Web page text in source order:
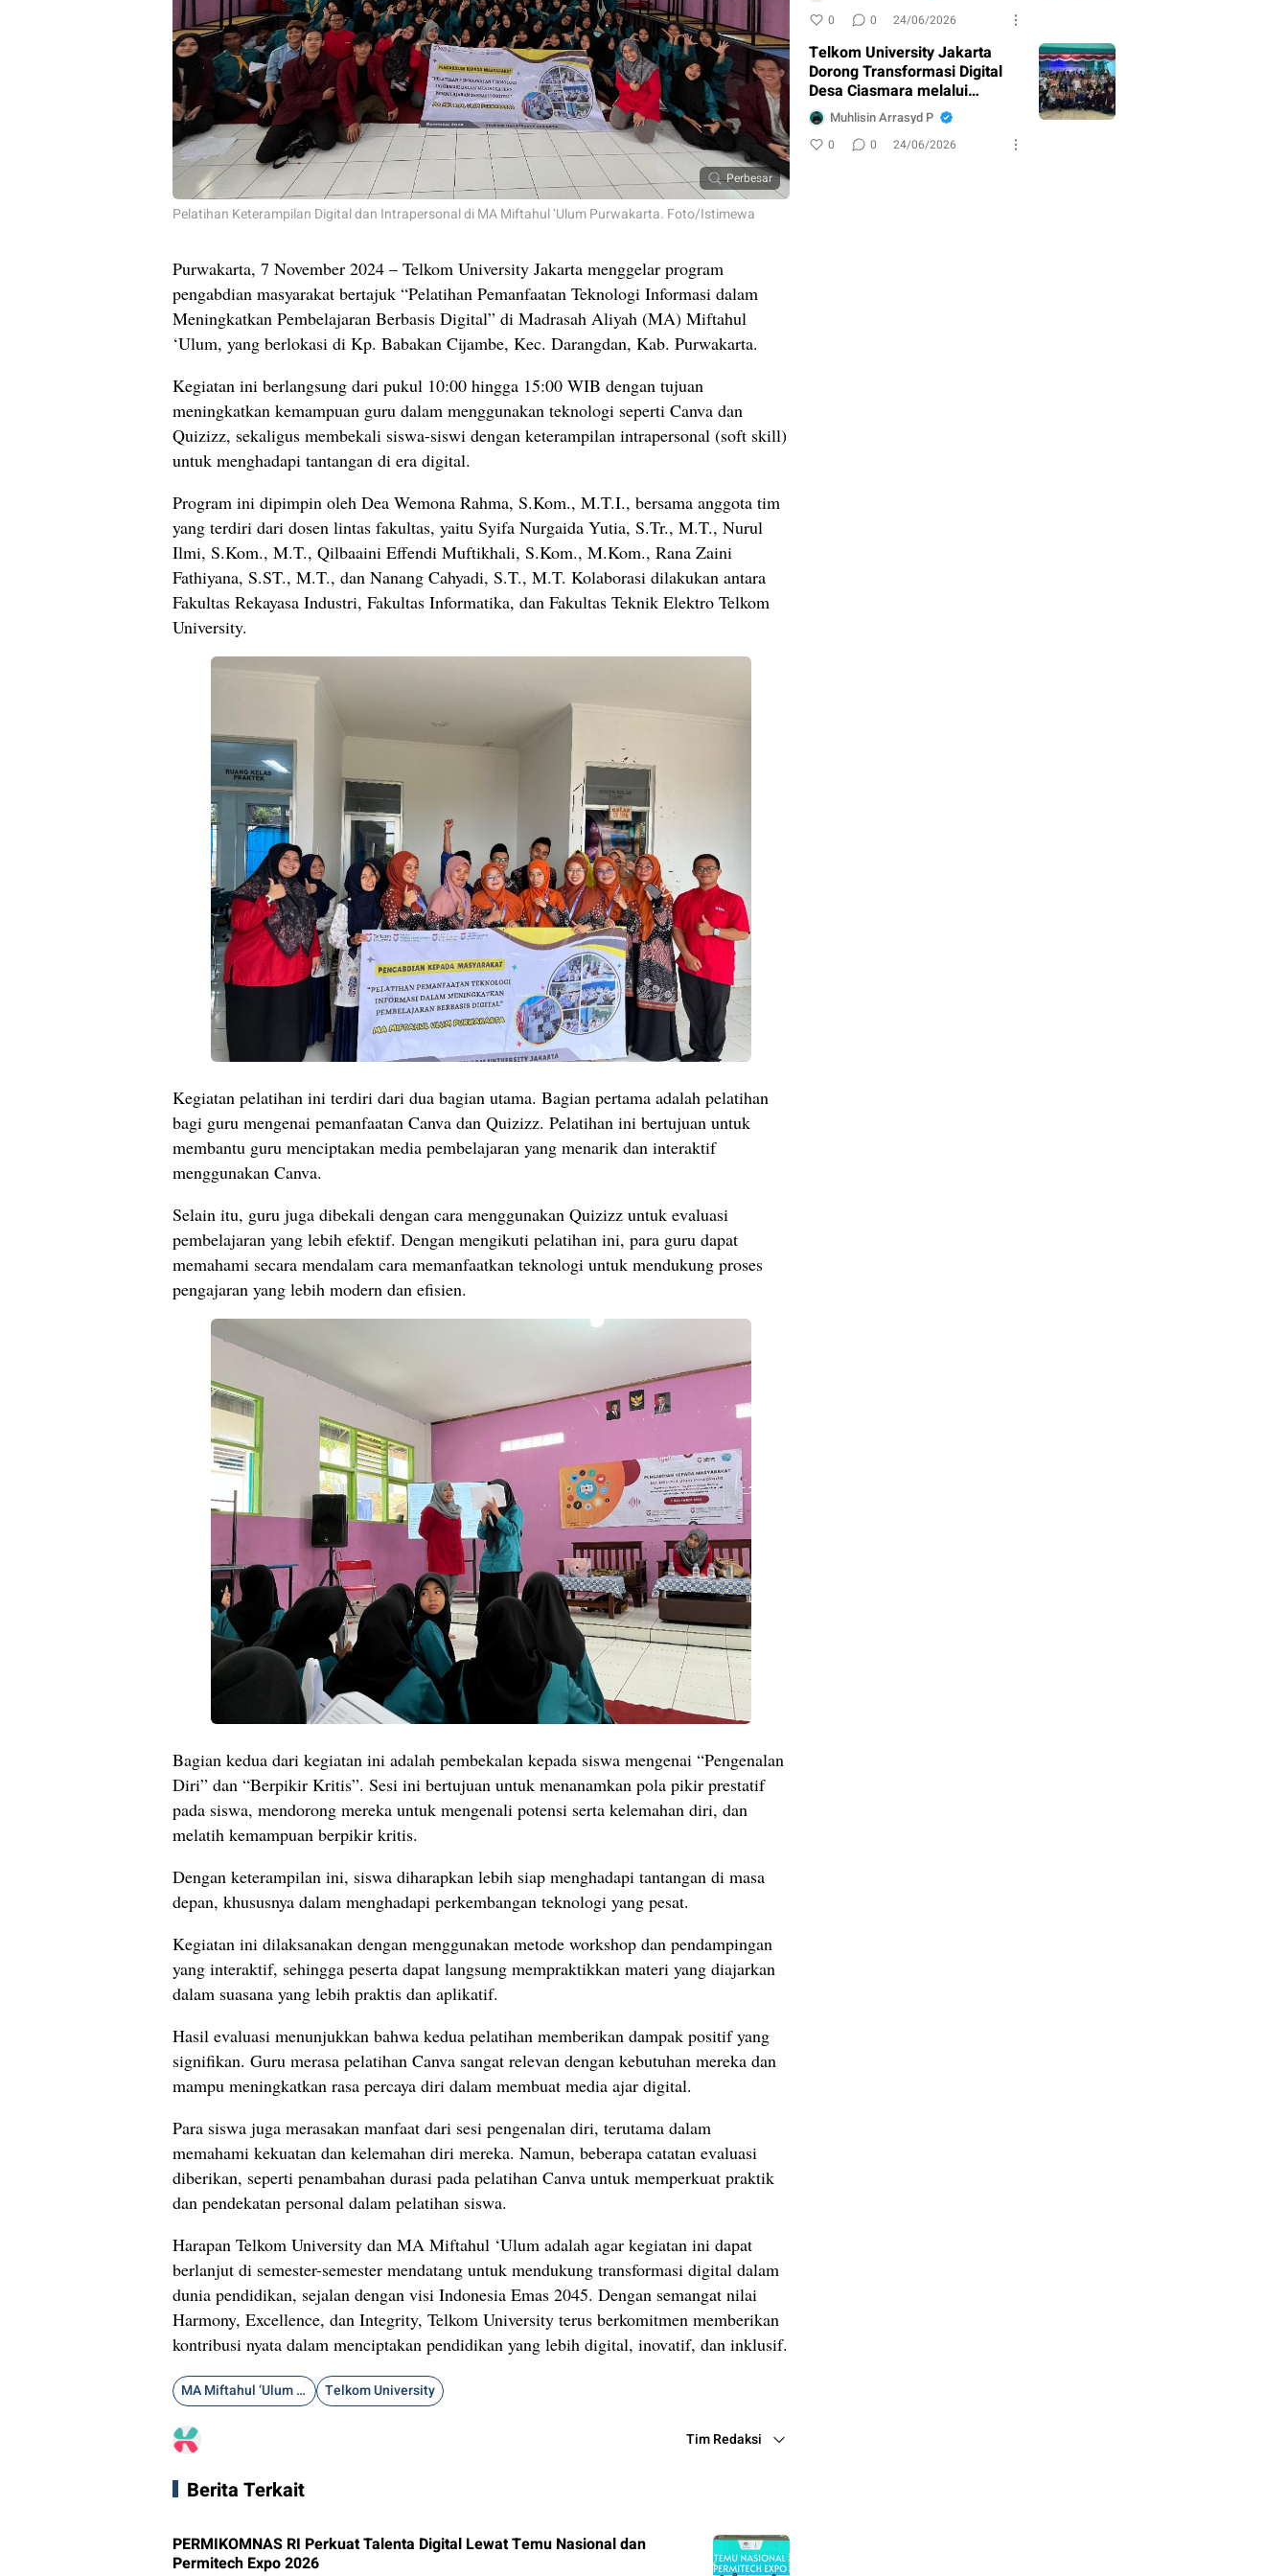
Perbesar
Pelatihan Keterampilan Digital dan Intrapersonal di MA Miftahul ‘Ulum Purwakarta. Foto/Istimewa
Purwakarta, 7 November 2024 – Telkom University Jakarta menggelar program
pengabdian masyarakat bertajuk “Pelatihan Pemanfaatan Teknologi Informasi dalam
Meningkatkan Pembelajaran Berbasis Digital” di Madrasah Aliyah (MA) Miftahul
‘Ulum, yang berlokasi di Kp. Babakan Cijambe, Kec. Darangdan, Kab. Purwakarta.
Kegiatan ini berlangsung dari pukul 10:00 hingga 15:00 WIB dengan tujuan
meningkatkan kemampuan guru dalam menggunakan teknologi seperti Canva dan
Quizizz, sekaligus membekali siswa-siswi dengan keterampilan intrapersonal (soft skill)
untuk menghadapi tantangan di era digital.
Program ini dipimpin oleh Dea Wemona Rahma, S.Kom., M.T.I., bersama anggota tim
yang terdiri dari dosen lintas fakultas, yaitu Syifa Nurgaida Yutia, S.Tr., M.T., Nurul
Ilmi, S.Kom., M.T., Qilbaaini Effendi Muftikhali, S.Kom., M.Kom., Rana Zaini
Fathiyana, S.ST., M.T., dan Nanang Cahyadi, S.T., M.T. Kolaborasi dilakukan antara
Fakultas Rekayasa Industri, Fakultas Informatika, dan Fakultas Teknik Elektro Telkom
University.
Kegiatan pelatihan ini terdiri dari dua bagian utama. Bagian pertama adalah pelatihan
bagi guru mengenai pemanfaatan Canva dan Quizizz. Pelatihan ini bertujuan untuk
membantu guru menciptakan media pembelajaran yang menarik dan interaktif
menggunakan Canva.
Selain itu, guru juga dibekali dengan cara menggunakan Quizizz untuk evaluasi
pembelajaran yang lebih efektif. Dengan mengikuti pelatihan ini, para guru dapat
memahami secara mendalam cara memanfaatkan teknologi untuk mendukung proses
pengajaran yang lebih modern dan efisien.
Bagian kedua dari kegiatan ini adalah pembekalan kepada siswa mengenai “Pengenalan
Diri” dan “Berpikir Kritis”. Sesi ini bertujuan untuk menanamkan pola pikir prestatif
pada siswa, mendorong mereka untuk mengenali potensi serta kelemahan diri, dan
melatih kemampuan berpikir kritis.
Dengan keterampilan ini, siswa diharapkan lebih siap menghadapi tantangan di masa
depan, khususnya dalam menghadapi perkembangan teknologi yang pesat.
Kegiatan ini dilaksanakan dengan menggunakan metode workshop dan pendampingan
yang interaktif, sehingga peserta dapat langsung mempraktikkan materi yang diajarkan
dalam suasana yang lebih praktis dan aplikatif.
Hasil evaluasi menunjukkan bahwa kedua pelatihan memberikan dampak positif yang
signifikan. Guru merasa pelatihan Canva sangat relevan dengan kebutuhan mereka dan
mampu meningkatkan rasa percaya diri dalam membuat media ajar digital.
Para siswa juga merasakan manfaat dari sesi pengenalan diri, terutama dalam
memahami kekuatan dan kelemahan diri mereka. Namun, beberapa catatan evaluasi
diberikan, seperti penambahan durasi pada pelatihan Canva untuk memperkuat praktik
dan pendekatan personal dalam pelatihan siswa.
Harapan Telkom University dan MA Miftahul ‘Ulum adalah agar kegiatan ini dapat
berlanjut di semester-semester mendatang untuk mendukung transformasi digital dalam
dunia pendidikan, sejalan dengan visi Indonesia Emas 2045. Dengan semangat nilai
Harmony, Excellence, dan Integrity, Telkom University terus berkomitmen memberikan
kontribusi nyata dalam menciptakan pendidikan yang lebih digital, inovatif, dan inklusif.
MA Miftahul ‘Ulum Purwakarta Telkom University
Tim Redaksi
Berita Terkait
PERMIKOMNAS RI Perkuat Talenta Digital Lewat Temu Nasional dan
Permitech Expo 2026
Layanan Administrasi Desa
0 0 24/06/2026
Telkom University Jakarta
Dorong Transformasi Digital
Desa Ciasmara melalui
Pelatihan Sistem Informasi
Administrasi
Muhlisin Arrasyd P
0 0 24/06/2026